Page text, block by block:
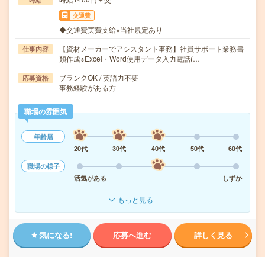
交通費
◆交通費実費支給※当社規定あり
仕事内容
【資材メーカーでアシスタント事務】社員サポート業務書
類作成※Excel・Word使用データ入力電話(…
応募資格
ブランクOK / 英語力不要
事務経験がある方
職場の雰囲気
年齢層
20代
30代 40代 50代
60代
職場の様子
活気がある
しずか
もっと見る
気になる! 応募へ進む 詳しく見る